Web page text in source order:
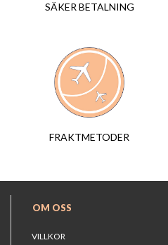
SÄKER BETALNING
FRAKTMETODER
OM OSS
VILLKOR